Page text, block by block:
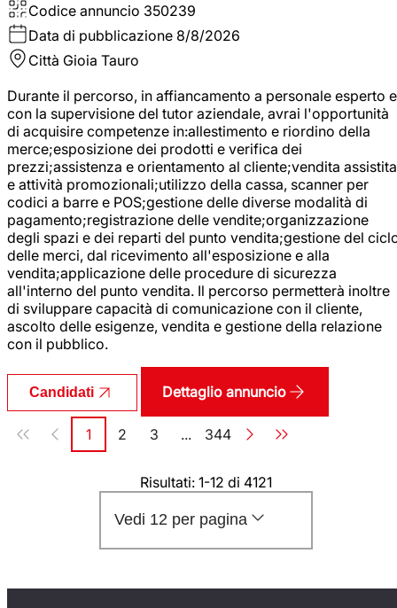
Codice annuncio 350239
Data di pubblicazione 8/8/2026
Città Gioia Tauro
Durante il percorso, in affiancamento a personale esperto e
con la supervisione del tutor aziendale, avrai l'opportunità
di acquisire competenze in:allestimento e riordino della
merce;esposizione dei prodotti e verifica dei
prezzi;assistenza e orientamento al cliente;vendita assistita
e attività promozionali;utilizzo della cassa, scanner per
codici a barre e POS;gestione delle diverse modalità di
pagamento;registrazione delle vendite;organizzazione
degli spazi e dei reparti del punto vendita;gestione del
delle merci, dal ricevimento all'esposizione e alla
vendita;applicazione delle procedure di sicurezza
all'interno del punto vendita. Il percorso permetterà inoltre
di sviluppare capacità di comunicazione con il cliente,
ascolto delle esigenze, vendita e gestione della relazione
con il pubblico.
Candidati Dettaglio annuncio
Paginazione
Pagina
1 Pagina
2 Pagina
3 ... Pagina
344
Risultati: 1-12 di 4121
Vedi 12 per pagina